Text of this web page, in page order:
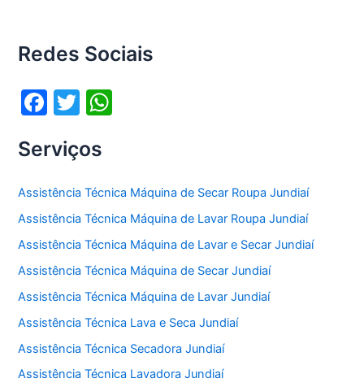
Redes Sociais
F
c
e
b
o
o
k
T
itt
er s
A
p
p
Serviços
Assistência Técnica Máquina de Secar Roupa Jundiaí
Assistência Técnica Máquina de Lavar Roupa Jundiaí
Assistência Técnica Máquina de Lavar e Secar Jundiaí
Assistência Técnica Máquina de Secar Jundiaí
Assistência Técnica Máquina de Lavar Jundiaí
Assistência Técnica Lava e Seca Jundiaí
Assistência Técnica Secadora Jundiaí
Assistência Técnica Lavadora Jundiaí